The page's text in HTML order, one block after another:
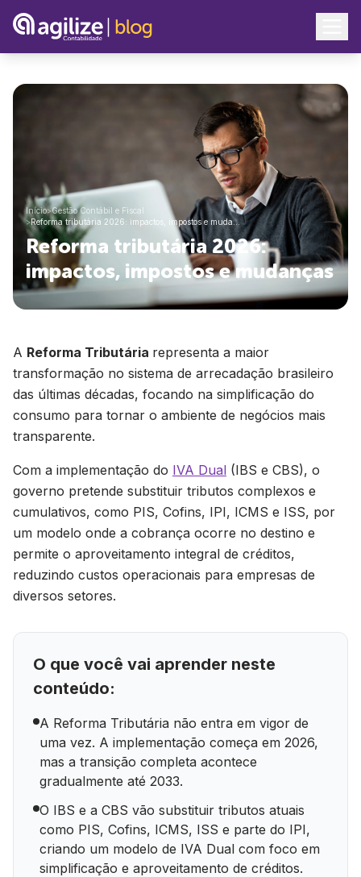
Início>Gestão Contábil e Fiscal
>Reforma tributária 2026: impactos, impostos e muda…
Reforma tributária 2026:
impactos, impostos e mudanças
A Reforma Tributária representa a maior
transformação no sistema de arrecadação brasileiro
das últimas décadas, focando na simplificação do
consumo para tornar o ambiente de negócios mais
transparente.
Com a implementação do IVA Dual (IBS e CBS), o
governo pretende substituir tributos complexos e
cumulativos, como PIS, Cofins, IPI, ICMS e ISS, por
um modelo onde a cobrança ocorre no destino e
permite o aproveitamento integral de créditos,
reduzindo custos operacionais para empresas de
diversos setores.
O que você vai aprender neste
conteúdo:
A Reforma Tributária não entra em vigor de
uma vez. A implementação começa em 2026,
mas a transição completa acontece
gradualmente até 2033.
O IBS e a CBS vão substituir tributos atuais
como PIS, Cofins, ICMS, ISS e parte do IPI,
criando um modelo de IVA Dual com foco em
simplificação e aproveitamento de créditos.